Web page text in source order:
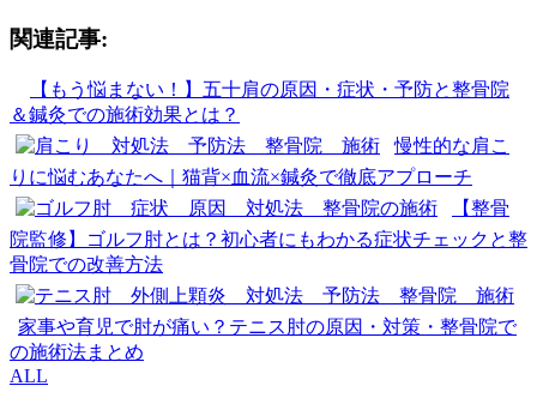
関連記事:
【もう悩まない！】五十肩の原因・症状・予防と整骨院
＆鍼灸での施術効果とは？
慢性的な肩こ
りに悩むあなたへ｜猫背×血流×鍼灸で徹底アプローチ
【整骨
院監修】ゴルフ肘とは？初心者にもわかる症状チェックと整
骨院での改善方法
家事や育児で肘が痛い？テニス肘の原因・対策・整骨院で
の施術法まとめ
ALL